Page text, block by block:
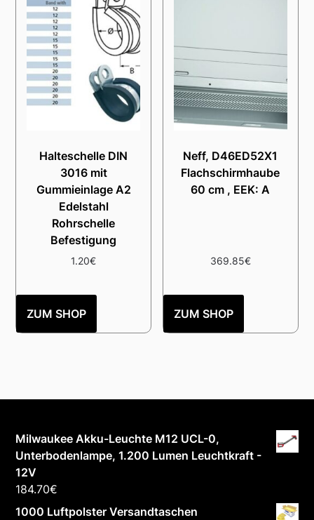
Halteschelle DIN
3016 mit
Gummieinlage A2
Edelstahl
Rohrschelle
Befestigung
1.20€
ZUM SHOP
Neff, D46ED52X1
Flachschirmhaube
60 cm , EEK: A
369.85€
ZUM SHOP
Milwaukee Akku-Leuchte M12 UCL-0,
Unterbodenlampe, 1.200 Lumen Leuchtkraft -
12V
184.70€
1000 Luftpolster Versandtaschen